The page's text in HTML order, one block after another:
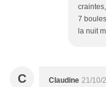
7
la nuit
C Claudine 21/10/